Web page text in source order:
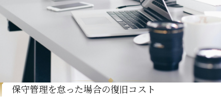
保守管理を怠った場合の復旧コスト